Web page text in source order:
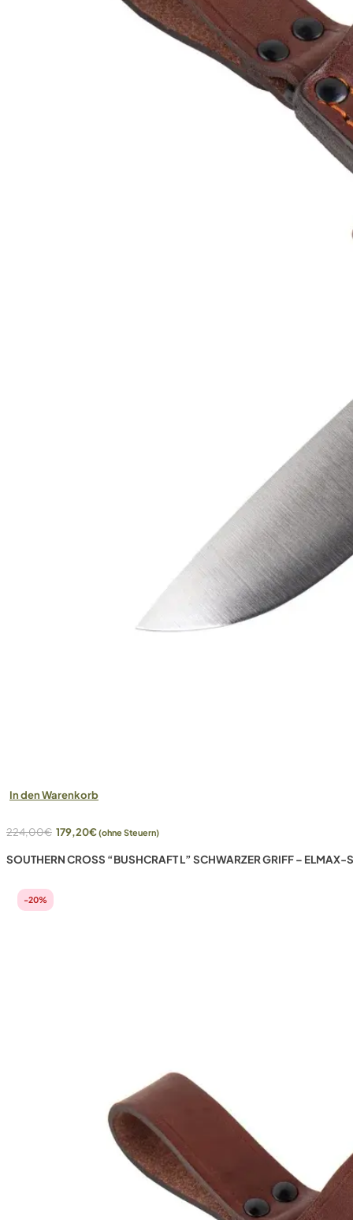
In den Warenkorb
224,00€ Ursprünglicher
war:
179,20€Aktueller
ist:
(ohne Steuern)
SOUTHERN CROSS “BUSHCRAFT L” SCHWARZER GRIFF – ELMAX-
-20%